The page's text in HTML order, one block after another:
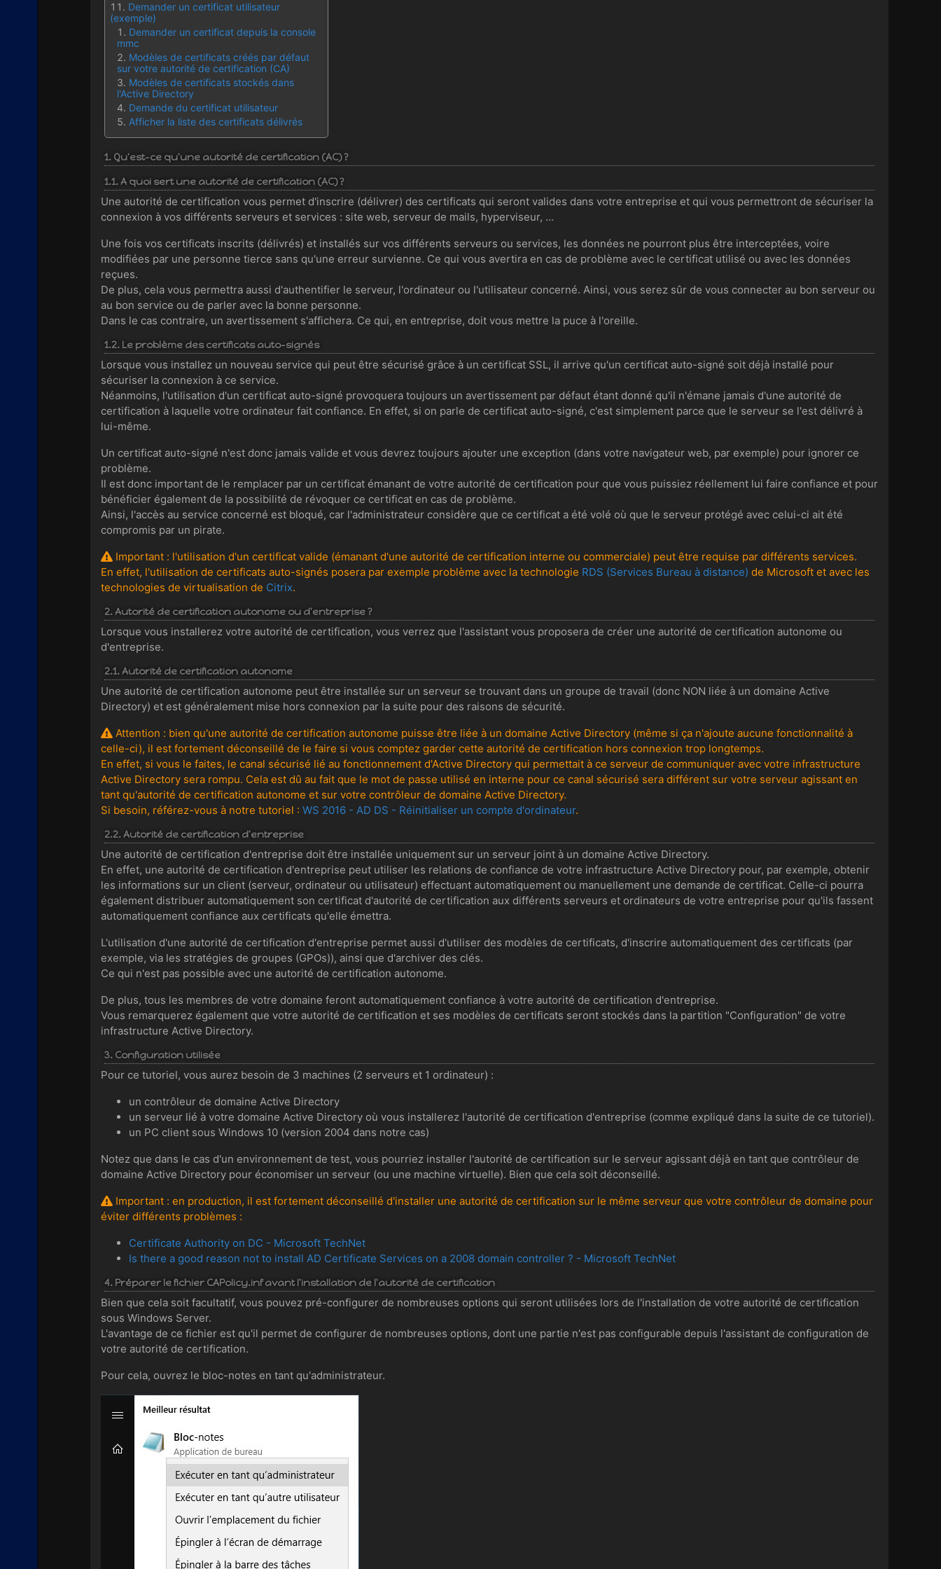
Demander un certificat utilisateur
(exemple)
Demander un certificat depuis la console
mmc
Modèles de certificats créés par défaut
sur votre autorité de certification (CA)
Modèles de certificats stockés dans
l'Active Directory
Demande du certificat utilisateur
Afficher la liste des certificats délivrés
1. Qu'est-ce qu'une autorité de certification (AC) ?
1.1. A quoi sert une autorité de certification (AC) ?
Une autorité de certification vous permet d'inscrire (délivrer) des certificats qui seront valides dans votre entreprise et qui vous permettront de sécuriser la
connexion à vos différents serveurs et services : site web, serveur de mails, hyperviseur, ...
Une fois vos certificats inscrits (délivrés) et installés sur vos différents serveurs ou services, les données ne pourront plus être interceptées, voire
modifiées par une personne tierce sans qu'une erreur survienne. Ce qui vous avertira en cas de problème avec le certificat utilisé ou avec les données
reçues.
De plus, cela vous permettra aussi d'authentifier le serveur, l'ordinateur ou l'utilisateur concerné. Ainsi, vous serez sûr de vous connecter au bon serveur ou
au bon service ou de parler avec la bonne personne.
Dans le cas contraire, un avertissement s'affichera. Ce qui, en entreprise, doit vous mettre la puce à l'oreille.
1.2. Le problème des certificats auto-signés
Lorsque vous installez un nouveau service qui peut être sécurisé grâce à un certificat SSL, il arrive qu'un certificat auto-signé soit déjà installé pour
sécuriser la connexion à ce service.
Néanmoins, l'utilisation d'un certificat auto-signé provoquera toujours un avertissement par défaut étant donné qu'il n'émane jamais d'une autorité de
certification à laquelle votre ordinateur fait confiance. En effet, si on parle de certificat auto-signé, c'est simplement parce que le serveur se l'est délivré à
lui-même.
Un certificat auto-signé n'est donc jamais valide et vous devrez toujours ajouter une exception (dans votre navigateur web, par exemple) pour ignorer ce
problème.
Il est donc important de le remplacer par un certificat émanant de votre autorité de certification pour que vous puissiez réellement lui faire confiance et pour
bénéficier également de la possibilité de révoquer ce certificat en cas de problème.
Ainsi, l'accès au service concerné est bloqué, car l'administrateur considère que ce certificat a été volé où que le serveur protégé avec celui-ci ait été
compromis par un pirate.
Important : l'utilisation d'un certificat valide (émanant d'une autorité de certification interne ou commerciale) peut être requise par différents services.
En effet, l'utilisation de certificats auto-signés posera par exemple problème avec la technologie RDS (Services Bureau à distance) de Microsoft et avec les
technologies de virtualisation de Citrix.
2. Autorité de certification autonome ou d'entreprise ?
Lorsque vous installerez votre autorité de certification, vous verrez que l'assistant vous proposera de créer une autorité de certification autonome ou
d'entreprise.
2.1. Autorité de certification autonome
Une autorité de certification autonome peut être installée sur un serveur se trouvant dans un groupe de travail (donc NON liée à un domaine Active
Directory) et est généralement mise hors connexion par la suite pour des raisons de sécurité.
Attention : bien qu'une autorité de certification autonome puisse être liée à un domaine Active Directory (même si ça n'ajoute aucune fonctionnalité à
celle-ci), il est fortement déconseillé de le faire si vous comptez garder cette autorité de certification hors connexion trop longtemps.
En effet, si vous le faites, le canal sécurisé lié au fonctionnement d'Active Directory qui permettait à ce serveur de communiquer avec votre infrastructure
Active Directory sera rompu. Cela est dû au fait que le mot de passe utilisé en interne pour ce canal sécurisé sera différent sur votre serveur agissant en
tant qu'autorité de certification autonome et sur votre contrôleur de domaine Active Directory.
Si besoin, référez-vous à notre tutoriel : WS 2016 - AD DS - Réinitialiser un compte d'ordinateur.
2.2. Autorité de certification d'entreprise
Une autorité de certification d'entreprise doit être installée uniquement sur un serveur joint à un domaine Active Directory.
En effet, une autorité de certification d'entreprise peut utiliser les relations de confiance de votre infrastructure Active Directory pour, par exemple, obtenir
les informations sur un client (serveur, ordinateur ou utilisateur) effectuant automatiquement ou manuellement une demande de certificat. Celle-ci pourra
également distribuer automatiquement son certificat d'autorité de certification aux différents serveurs et ordinateurs de votre entreprise pour qu'ils fassent
automatiquement confiance aux certificats qu'elle émettra.
L'utilisation d'une autorité de certification d'entreprise permet aussi d'utiliser des modèles de certificats, d'inscrire automatiquement des certificats (par
exemple, via les stratégies de groupes (GPOs)), ainsi que d'archiver des clés.
Ce qui n'est pas possible avec une autorité de certification autonome.
De plus, tous les membres de votre domaine feront automatiquement confiance à votre autorité de certification d'entreprise.
Vous remarquerez également que votre autorité de certification et ses modèles de certificats seront stockés dans la partition "Configuration" de votre
infrastructure Active Directory.
3. Configuration utilisée
Pour ce tutoriel, vous aurez besoin de 3 machines (2 serveurs et 1 ordinateur) :
un contrôleur de domaine Active Directory
un serveur lié à votre domaine Active Directory où vous installerez l'autorité de certification d'entreprise (comme expliqué dans la suite de ce tutoriel).
un PC client sous Windows 10 (version 2004 dans notre cas)
Notez que dans le cas d'un environnement de test, vous pourriez installer l'autorité de certification sur le serveur agissant déjà en tant que contrôleur de
domaine Active Directory pour économiser un serveur (ou une machine virtuelle). Bien que cela soit déconseillé.
Important : en production, il est fortement déconseillé d'installer une autorité de certification sur le même serveur que votre contrôleur de domaine pour
éviter différents problèmes :
Certificate Authority on DC - Microsoft TechNet
Is there a good reason not to install AD Certificate Services on a 2008 domain controller ? - Microsoft TechNet
4. Préparer le fichier CAPolicy.inf avant l'installation de l'autorité de certification
Bien que cela soit facultatif, vous pouvez pré-configurer de nombreuses options qui seront utilisées lors de l'installation de votre autorité de certification
sous Windows Server.
L'avantage de ce fichier est qu'il permet de configurer de nombreuses options, dont une partie n'est pas configurable depuis l'assistant de configuration de
votre autorité de certification.
Pour cela, ouvrez le bloc-notes en tant qu'administrateur.